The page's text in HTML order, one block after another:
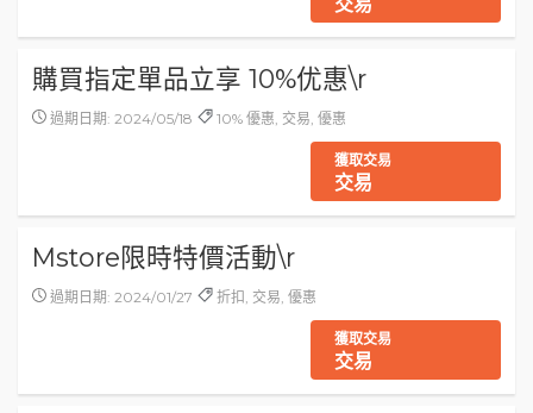
購買指定單品立享 10%优惠\r
過期日期: 2024/05/18 10% 優惠, 交易, 優惠
獲取交易
交易
Mstore限時特價活動\r
過期日期: 2024/01/27 折扣, 交易, 優惠
獲取交易
交易